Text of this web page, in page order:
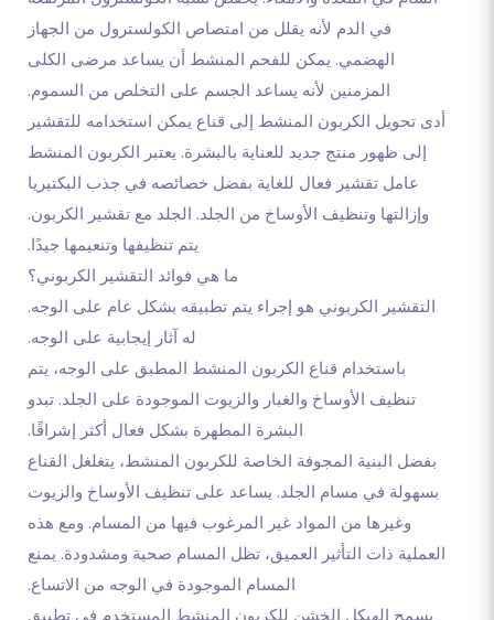
في الدم لأنه يقلل من امتصاص الكولسترول من الجهاز
الهضمي. يمكن للفحم المنشط أن يساعد مرضى الكلى
المزمنين لأنه يساعد الجسم على التخلص من السموم.
أدى تحويل الكربون المنشط إلى قناع يمكن استخدامه للتقشير
إلى ظهور منتج جديد للعناية بالبشرة. يعتبر الكربون المنشط
عامل تقشير فعال للغاية بفضل خصائصه في جذب البكتيريا
وإزالتها وتنظيف الأوساخ من الجلد. الجلد مع تقشير الكربون.
يتم تنظيفها وتنعيمها جيدًا.
ما هي فوائد التقشير الكربوني؟
التقشير الكربوني هو إجراء يتم تطبيقه بشكل عام على الوجه.
له آثار إيجابية على الوجه.
باستخدام قناع الكربون المنشط المطبق على الوجه، يتم
تنظيف الأوساخ والغبار والزيوت الموجودة على الجلد. تبدو
البشرة المطهرة بشكل فعال أكثر إشراقًا.
بفضل البنية المجوفة الخاصة للكربون المنشط، يتغلغل القناع
بسهولة في مسام الجلد. يساعد على تنظيف الأوساخ والزيوت
وغيرها من المواد غير المرغوب فيها من المسام. ومع هذه
العملية ذات التأثير العميق، تظل المسام صحية ومشدودة. يمنع
المسام الموجودة في الوجه من الاتساع.
يسمح الهيكل الخشن للكربون المنشط المستخدم في تطبيق